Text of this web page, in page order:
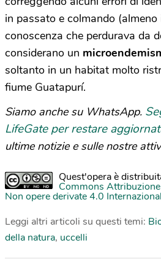
in passato e colmando
conoscenza che perdurava da
considerano un
soltanto in un habitat molto
fiume Guatapurí.
Siamo anche su WhatsApp.
LifeGate per restare
ultime notizie e sulle nostre
Quest'opera è
Commons
Non opere derivate 4.0
Leggi altri articoli su questi temi:
della natura, uccelli